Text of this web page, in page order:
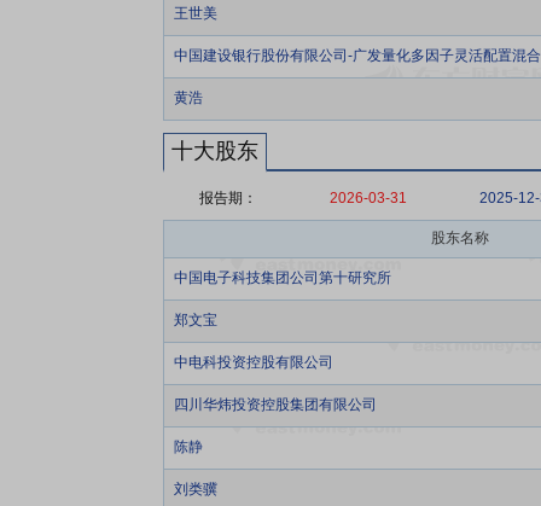
王世美
中国建设银行股份有限公司-广发量化多因子灵活配置混
黄浩
十大股东
报告期： 2026-03-31 2025-
股东名称
中国电子科技集团公司第十研究所
郑文宝
中电科投资控股有限公司
四川华炜投资控股集团有限公司
陈静
刘类骥